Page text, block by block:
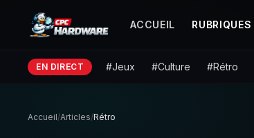
ACCUEIL RUBRIQUES
EN DIRECT #Jeux #Culture #Rétro
Accueil/Articles/Rétro